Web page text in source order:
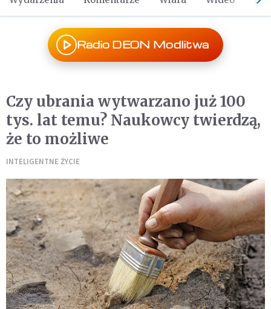
Radio DEON Modlitwa
Czy ubrania wytwarzano już 100
tys. lat temu? Naukowcy twierdzą,
że to możliwe
INTELIGENTNE ŻYCIE